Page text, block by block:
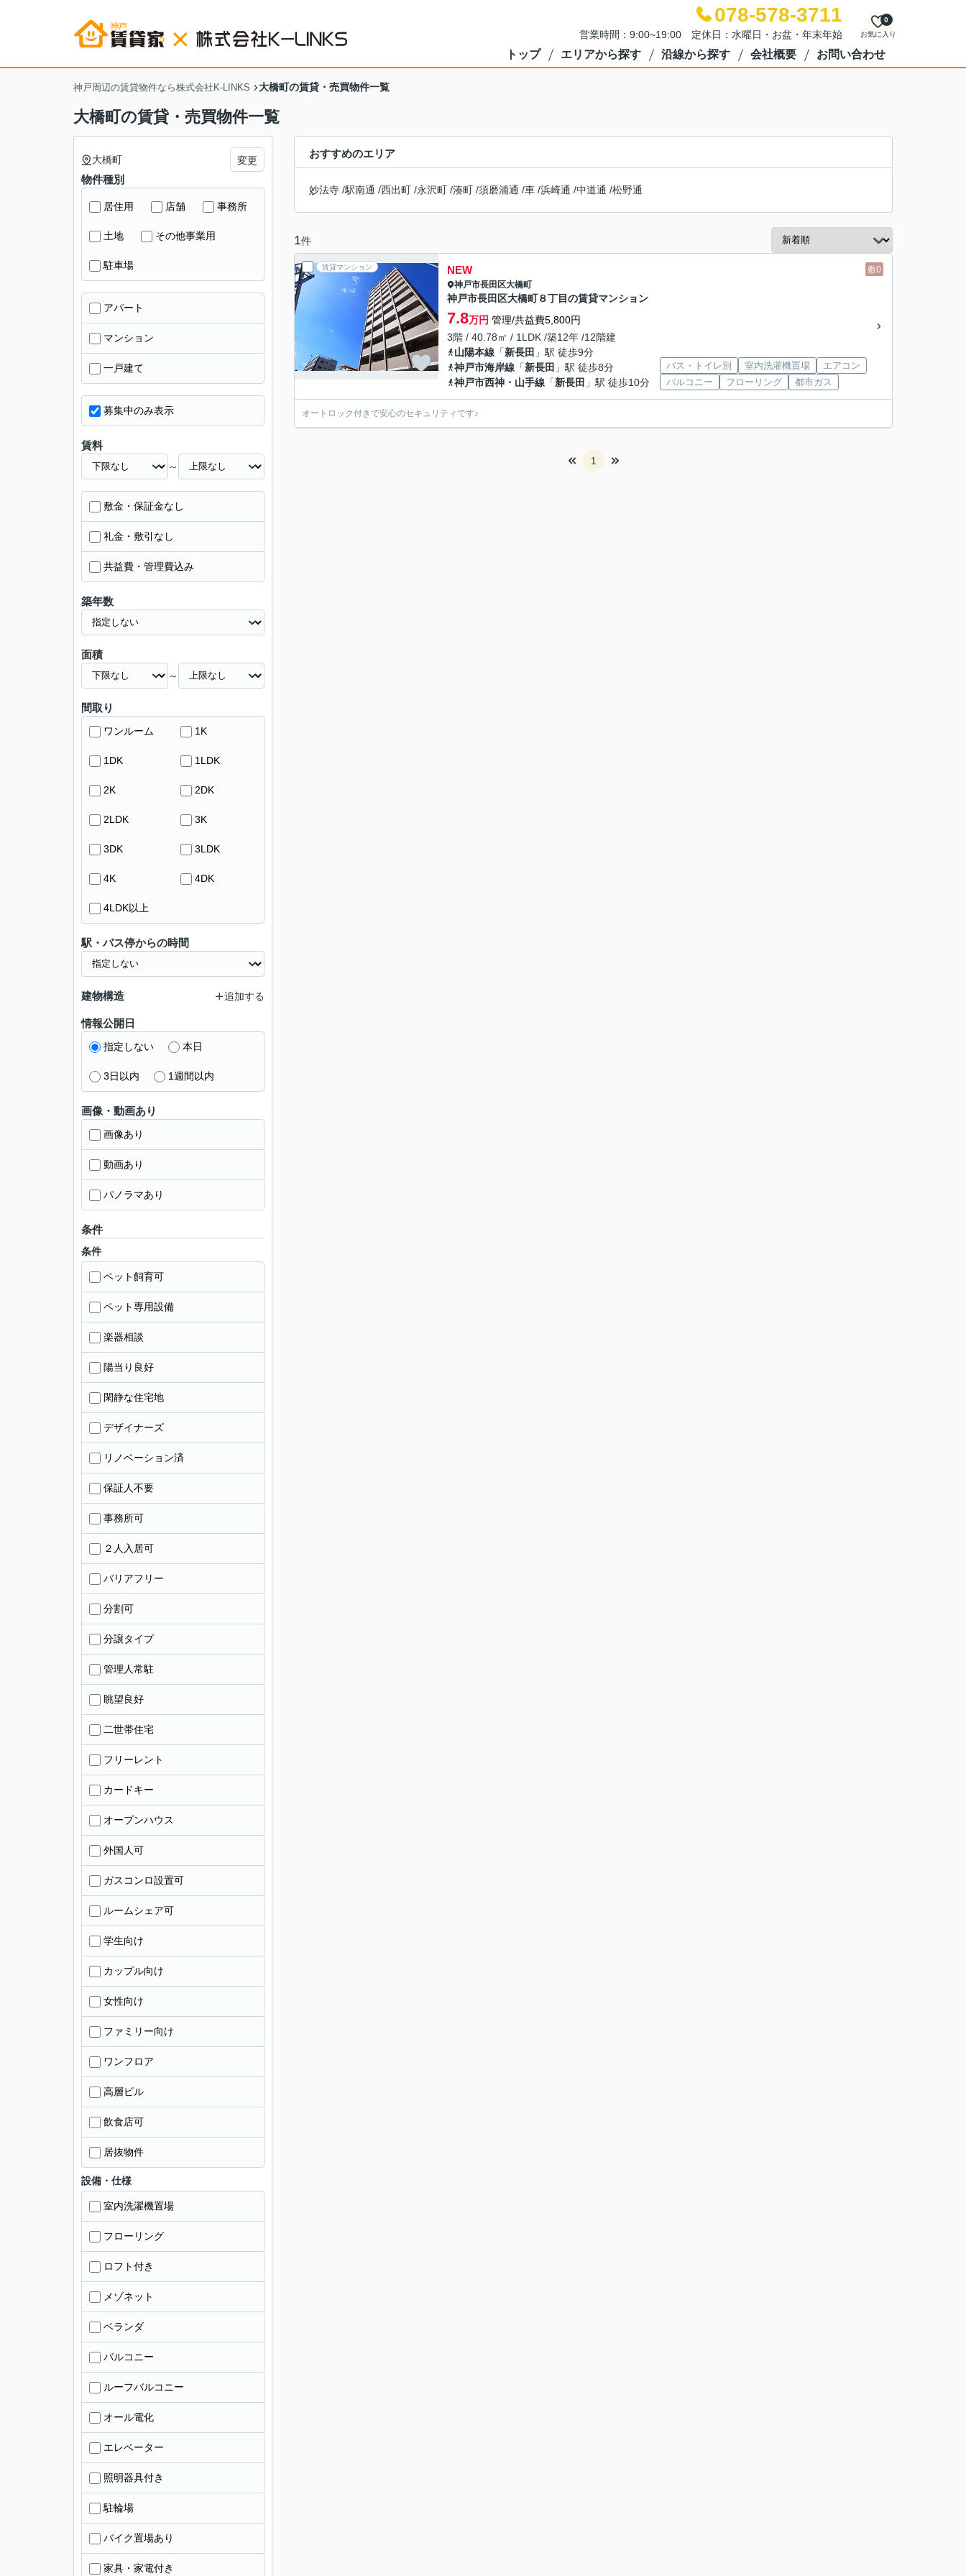
078-578-3711
営業時間：9:00~19:00 定休日：水曜日・お盆・年末年始 お気に入り
0
トップ エリアから探す 沿線から探す 会社概要 お問い合わせ
神戸周辺の賃貸物件なら株式会社K-LINKS 大橋町の賃貸・売買物件一覧
大橋町の賃貸・売買物件一覧
おすすめのエリア
妙法寺 /駅南通 /西出町 /永沢町 /湊町 /須磨浦通 /車 /浜崎通 /中道通 /松野通
1件
賃貸マンション 敷0
NEW
神戸市長田区大橋町
神戸市長田区大橋町８丁目の賃貸マンション
7.8万円 管理/共益費5,800円
3階 / 40.78㎡ / 1LDK /築12年 /12階建
山陽本線 「新長田 」駅 徒歩9分
神戸市海岸線 「新長田 」駅 徒歩8分
神戸市西神・山手線 「新長田 」駅 徒歩10分
バス・トイレ別 室内洗濯機置場
エアコン
バルコニー
フローリング 都市ガス
オートロック付きで安心のセキュリティです♪
1
大橋町 変更
物件種別
居住用 店舗 事務所
土地 その他事業用
駐車場
アパート
マンション
一戸建て
募集中のみ表示
賃料
～
敷金・保証金なし
礼金・敷引なし
共益費・管理費込み
築年数
面積
～
間取り
ワンルーム 1K
1DK 1LDK
2K 2DK
2LDK 3K
3DK 3LDK
4K 4DK
4LDK以上
駅・バス停からの時間
建物構造 追加する
情報公開日
指定しない 本日
3日以内 1週間以内
画像・動画あり
画像あり
動画あり
パノラマあり
条件
条件
ペット飼育可
ペット専用設備
楽器相談
陽当り良好
閑静な住宅地
デザイナーズ
リノベーション済
保証人不要
事務所可
２人入居可
バリアフリー
分割可
分譲タイプ
管理人常駐
眺望良好
二世帯住宅
フリーレント
カードキー
オープンハウス
外国人可
ガスコンロ設置可
ルームシェア可
学生向け
カップル向け
女性向け
ファミリー向け
ワンフロア
高層ビル
飲食店可
居抜物件
設備・仕様
室内洗濯機置場
フローリング
ロフト付き
メゾネット
ベランダ
バルコニー
ルーフバルコニー
オール電化
エレベーター
照明器具付き
駐輪場
バイク置場あり
家具・家電付き